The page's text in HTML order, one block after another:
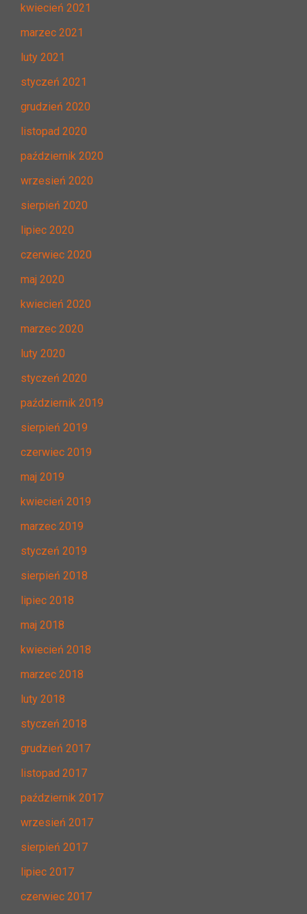
kwiecień 2021
marzec 2021
luty 2021
styczeń 2021
grudzień 2020
listopad 2020
październik 2020
wrzesień 2020
sierpień 2020
lipiec 2020
czerwiec 2020
maj 2020
kwiecień 2020
marzec 2020
luty 2020
styczeń 2020
październik 2019
sierpień 2019
czerwiec 2019
maj 2019
kwiecień 2019
marzec 2019
styczeń 2019
sierpień 2018
lipiec 2018
maj 2018
kwiecień 2018
marzec 2018
luty 2018
styczeń 2018
grudzień 2017
listopad 2017
październik 2017
wrzesień 2017
sierpień 2017
lipiec 2017
czerwiec 2017